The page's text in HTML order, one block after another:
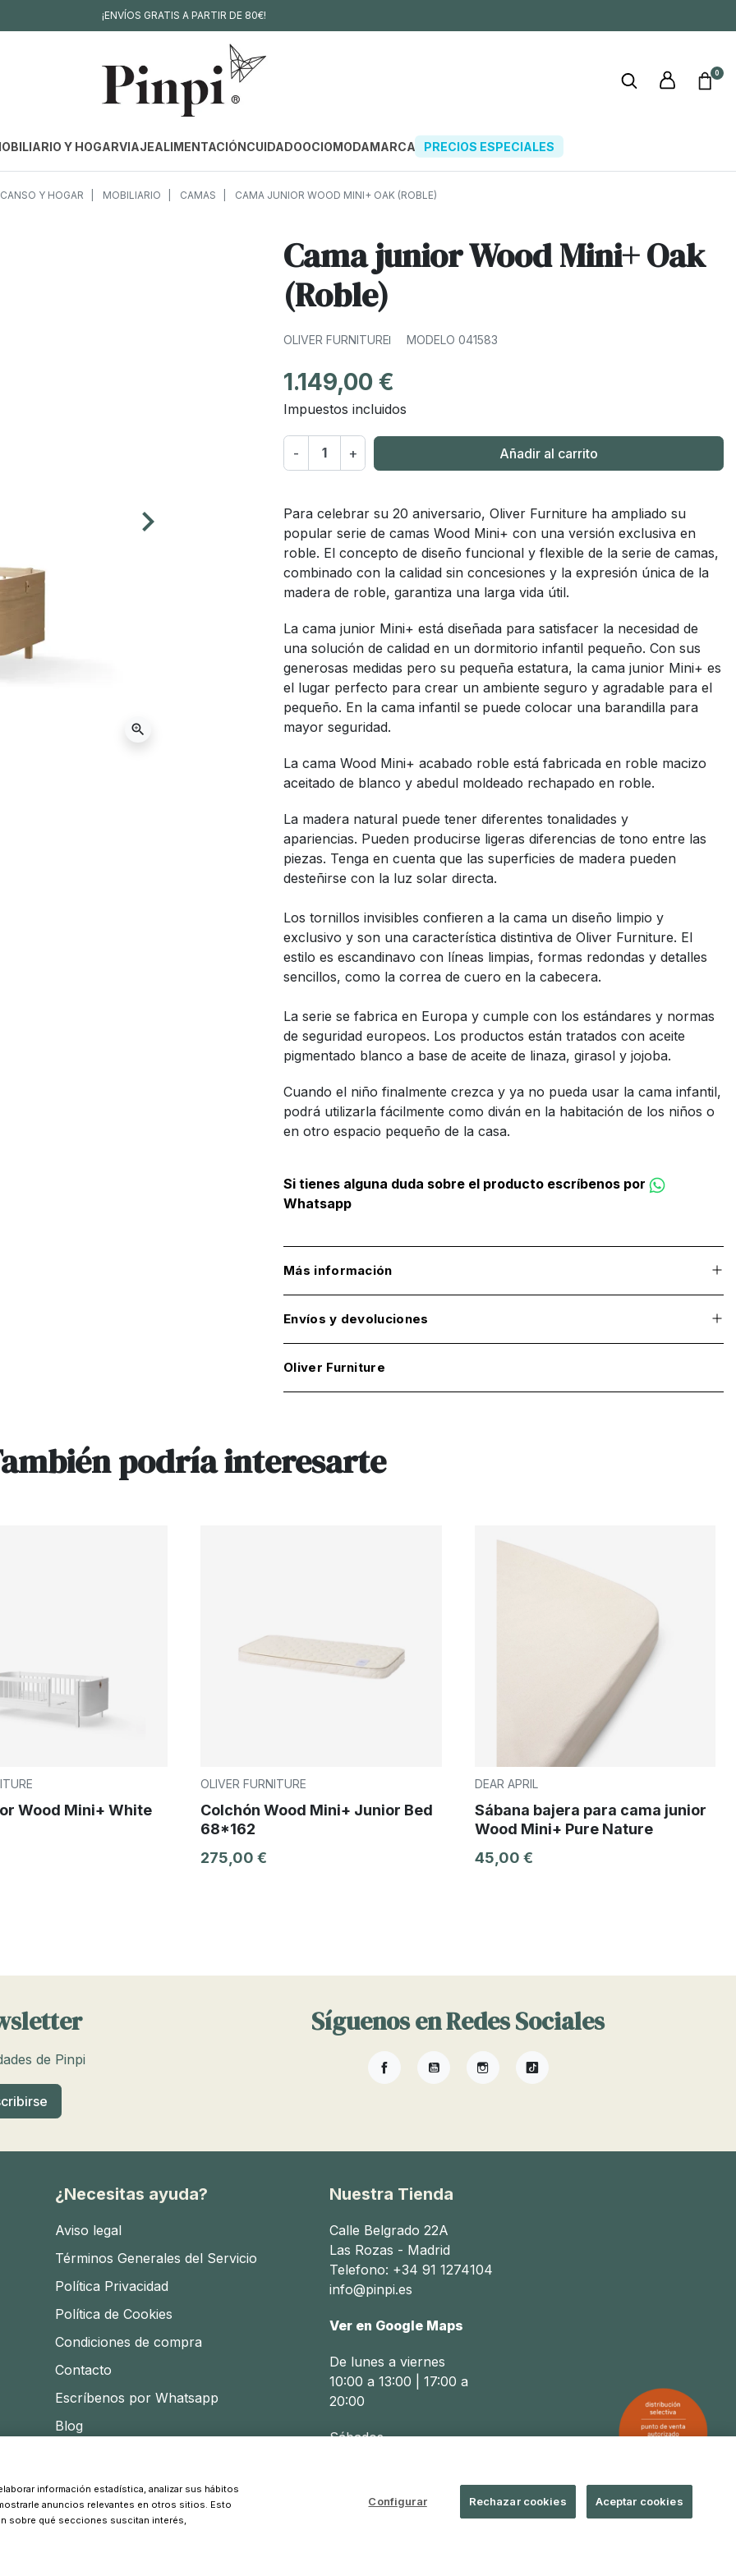
¡ENVÍOS GRATIS A PARTIR DE 80€!
0
Y HOGARVIAJEALIMENTACIÓNCUIDADOOCIOMODAMARCAS PRECIOS ESPECIALES
Y HOGAR MOBILIARIO CAMAS CAMA JUNIOR WOOD MINI+ OAK (ROBLE)
Siguiente
keyboard_arrow_right
zoom_in
Cama junior Wood Mini+ Oak
(Roble)
OLIVER FURNITURE MODELO 041583
1.149,00 €
Impuestos incluidos
- + Añadir al carrito
Para celebrar su 20 aniversario, Oliver Furniture ha ampliado su
popular serie de camas Wood Mini+ con una versión exclusiva en
roble. El concepto de diseño funcional y flexible de la serie de camas,
combinado con la calidad sin concesiones y la expresión única de la
madera de roble, garantiza una larga vida útil.
La cama junior Mini+ está diseñada para satisfacer la necesidad de
una solución de calidad en un dormitorio infantil pequeño. Con sus
generosas medidas pero su pequeña estatura, la cama junior Mini+ es
el lugar perfecto para crear un ambiente seguro y agradable para el
pequeño. En la cama infantil se puede colocar una barandilla para
mayor seguridad.
La cama Wood Mini+ acabado roble está fabricada en roble macizo
aceitado de blanco y abedul moldeado rechapado en roble.
La madera natural puede tener diferentes tonalidades y
apariencias. Pueden producirse ligeras diferencias de tono entre las
piezas. Tenga en cuenta que las superficies de madera pueden
desteñirse con la luz solar directa.
Los tornillos invisibles confieren a la cama un diseño limpio y
exclusivo y son una característica distintiva de Oliver Furniture. El
estilo es escandinavo con líneas limpias, formas redondas y detalles
sencillos, como la correa de cuero en la cabecera.
La serie se fabrica en Europa y cumple con los estándares y normas
de seguridad europeos. Los productos están tratados con aceite
pigmentado blanco a base de aceite de linaza, girasol y jojoba.
Cuando el niño finalmente crezca y ya no pueda usar la cama infantil,
podrá utilizarla fácilmente como diván en la habitación de los niños o
en otro espacio pequeño de la casa.
Si tienes alguna duda sobre el producto escríbenos por
Whatsapp
Más información
Envíos y devoluciones
Oliver Furniture
podría interesarte
Wood Mini+ White
OLIVER FURNITURE
Colchón Wood Mini+ Junior Bed
68*162
275,00 €
DEAR APRIL
Sábana bajera para cama junior
Wood Mini+ Pure Nature
45,00 €
de Pinpi
Síguenos en Redes Sociales
FacebookYouTubeInstagramTikTok
¿Necesitas ayuda?
Aviso legal
Términos Generales del Servicio
Política Privacidad
Política de Cookies
Condiciones de compra
Contacto
Escríbenos por Whatsapp
Blog
Nuestra Tienda
Calle Belgrado 22A
Las Rozas - Madrid
Telefono: +34 91 1274104
info@pinpi.es
Ver en Google Maps
De lunes a viernes
10:00 a 13:00 | 17:00 a
20:00
Sábados
© 2026 Pinpi - Todos los derechos reservados
información estadística, analizar sus hábitos
anuncios relevantes en otros sitios. Esto
sobre qué secciones suscitan interés,
Configurar Rechazar cookies Aceptar cookies